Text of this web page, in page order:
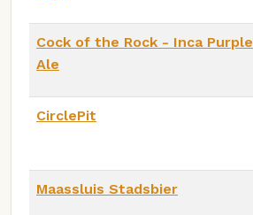
Cock of the Rock - Inca Purple
Ale
CirclePit
Maassluis Stadsbier